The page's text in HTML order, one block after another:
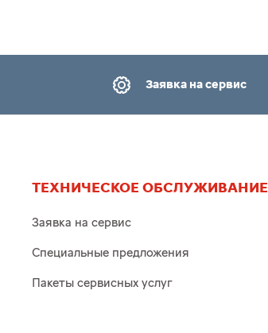
Заявка на сервис
ТЕХНИЧЕСКОЕ ОБСЛУЖИВАНИЕ
Заявка на сервис
Специальные предложения
Пакеты сервисных услуг